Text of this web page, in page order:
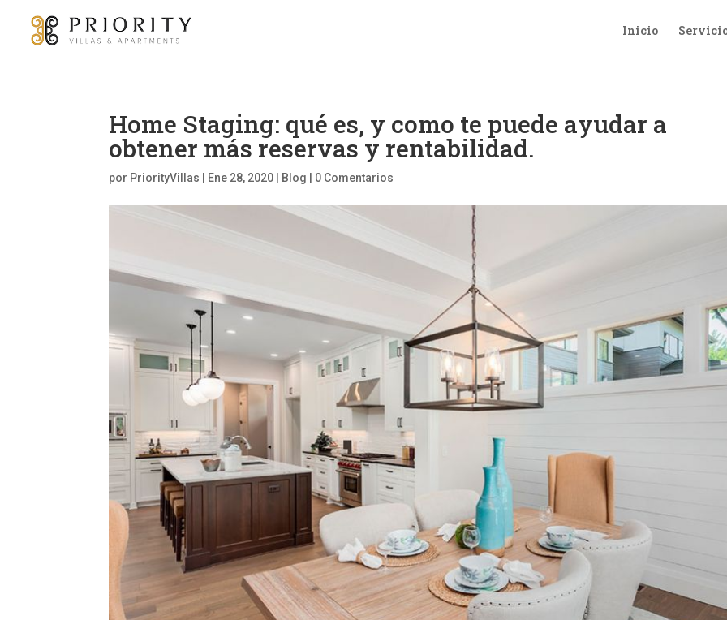
Inicio
Home Staging: qué es, y como te puede ayudar a
obtener más reservas y rentabilidad.
por PriorityVillas Ene 28, 2020 Blog 0 Comentarios